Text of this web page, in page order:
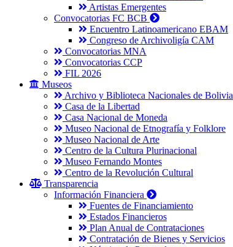
Artistas Emergentes
Convocatorias FC BCB
Encuentro Latinoamericano EBAM
Congreso de Archivoligía CAM
Convocatorias MNA
Convocatorias CCP
FIL 2026
Museos
Archivo y Biblioteca Nacionales de Bolivia
Casa de la Libertad
Casa Nacional de Moneda
Museo Nacional de Etnografía y Folklore
Museo Nacional de Arte
Centro de la Cultura Plurinacional
Museo Fernando Montes
Centro de la Revolución Cultural
Transparencia
Información Financiera
Fuentes de Financiamiento
Estados Financieros
Plan Anual de Contrataciones
Contratación de Bienes y Servicios